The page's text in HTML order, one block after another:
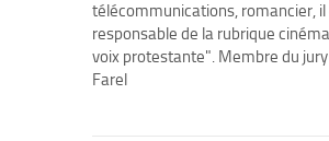
télécommunications, romancier, il
responsable de la rubrique
voix protestante". Membre du
Farel